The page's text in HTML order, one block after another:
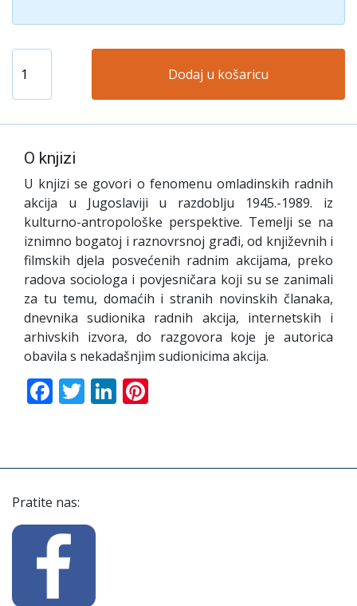
Dodaj u košaricu
O knjizi
U knjizi se govori o fenomenu omladinskih radnih
akcija u Jugoslaviji u razdoblju 1945.-1989. iz
kulturno-antropološke perspektive. Temelji se na
iznimno bogatoj i raznovrsnoj građi, od književnih i
filmskih djela posvećenih radnim akcijama, preko
radova sociologa i povjesničara koji su se zanimali
za tu temu, domaćih i stranih novinskih članaka,
dnevnika sudionika radnih akcija, internetskih i
arhivskih izvora, do razgovora koje je autorica
obavila s nekadašnjim sudionicima akcija.
Facebook
TwitterLinkedIn
Pratite nas: